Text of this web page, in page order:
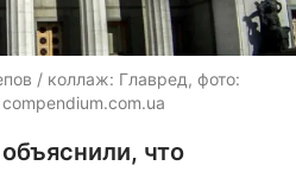
/ коллаж: Главред, фото:
что